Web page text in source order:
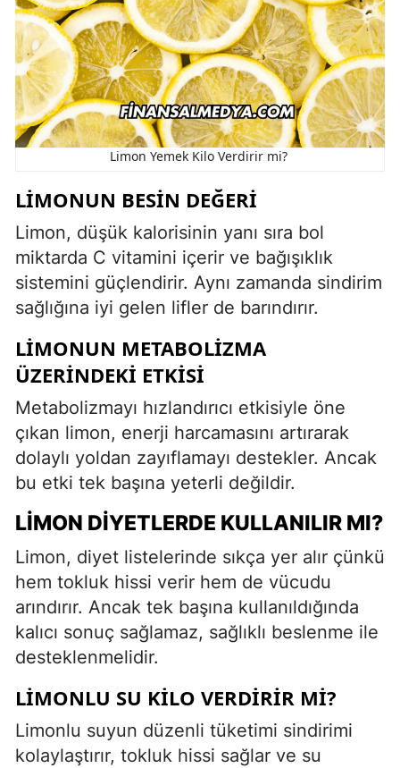
Limon Yemek Kilo Verdirir mi?
LIMONUN BESIN DEĞERI
Limon, düşük kalorisinin yanı sıra bol
miktarda C vitamini içerir ve bağışıklık
sistemini güçlendirir. Aynı zamanda sindirim
sağlığına iyi gelen lifler de barındırır.
LIMONUN METABOLIZMA
ÜZERINDEKI ETKISI
Metabolizmayı hızlandırıcı etkisiyle öne
çıkan limon, enerji harcamasını artırarak
dolaylı yoldan zayıflamayı destekler. Ancak
bu etki tek başına yeterli değildir.
LIMON DIYETLERDE KULLANILIR MI?
Limon, diyet listelerinde sıkça yer alır çünkü
hem tokluk hissi verir hem de vücudu
arındırır. Ancak tek başına kullanıldığında
kalıcı sonuç sağlamaz, sağlıklı beslenme ile
desteklenmelidir.
LIMONLU SU KILO VERDIRIR MI?
Limonlu suyun düzenli tüketimi sindirimi
kolaylaştırır, tokluk hissi sağlar ve su